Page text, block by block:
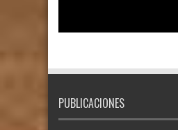
PUBLICACIONES